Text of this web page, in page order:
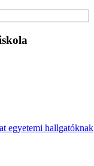
egyetemi hallgatóknak